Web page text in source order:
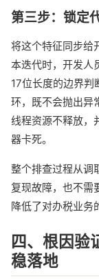
第三步：锁定
将这个特征同步给
本迭代时，开发人
17位长度的边界判
环，既不会抛出异
线程资源不释放，
器卡死。
整个排查过程从调
复现故障，也不需
降低了对办税业务
四、根因验
稳落地